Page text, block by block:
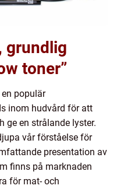
grundlig
toner”
populär
inom hudvård för att
ge en strålande lyster.
vår förståelse för
presentation av
finns på marknaden
för mat- och